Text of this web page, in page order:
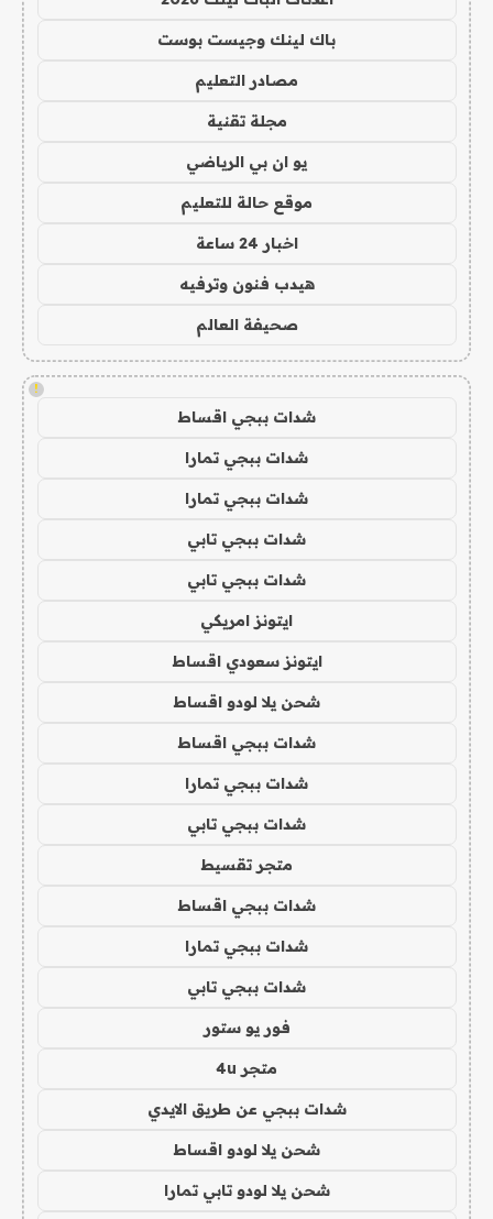
باك لينك وجيست بوست
مصادر التعليم
مجلة تقنية
يو ان بي الرياضي
موقع حالة للتعليم
اخبار 24 ساعة
هيدب فنون وترفيه
صحيفة العالم
!
شدات ببجي اقساط
شدات ببجي تمارا
شدات ببجي تمارا
شدات ببجي تابي
شدات ببجي تابي
ايتونز امريكي
ايتونز سعودي اقساط
شحن يلا لودو اقساط
شدات ببجي اقساط
شدات ببجي تمارا
شدات ببجي تابي
متجر تقسيط
شدات ببجي اقساط
شدات ببجي تمارا
شدات ببجي تابي
فور يو ستور
متجر 4u
شدات ببجي عن طريق الايدي
شحن يلا لودو اقساط
شحن يلا لودو تابي تمارا